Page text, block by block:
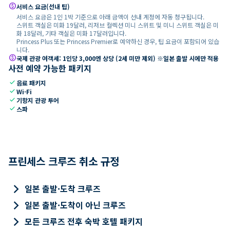
paid서비스 요금(선내 팁)
서비스 요금은 1인 1박 기준으로 아래 금액이 선내 계정에 자동 청구됩니다.
스위트 객실은 미화 19달러, 리저브 컬렉션 미니 스위트 및 미니 스위트 객실은 미
화 18달러, 기타 객실은 미화 17달러입니다.
Princess Plus 또는 Princess Premier로 예약하신 경우, 팁 요금이 포함되어 있습
니다.
paid국제 관광 여객세: 1인당 3,000엔 상당 (2세 미만 제외) ※일본 출발 시에만 적용
사전 예약 가능한 패키지
check 음료 패키지
checkWi-Fi
check 기항지 관광 투어
check 스파
프린세스 크루즈 취소 규정
keyboard_arrow_right 일본 출발·도착 크루즈
keyboard_arrow_right 일본 출발·도착이 아닌 크루즈
keyboard_arrow_right 모든 크루즈 전후 숙박 호텔 패키지